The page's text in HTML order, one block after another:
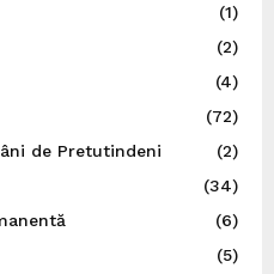
(1)
(2)
(4)
(72)
de Pretutindeni
(2)
(34)
(6)
(5)